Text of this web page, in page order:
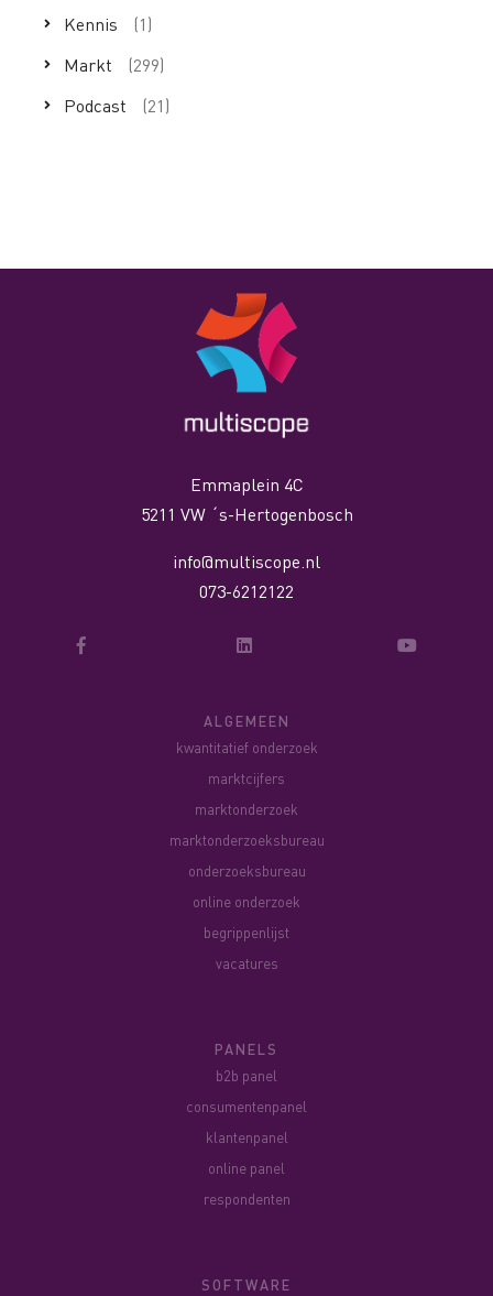
Kennis
(1)
Markt
(299)
Podcast
(21)
Emmaplein 4C
5211 VW ´s-Hertogenbosch
info@multiscope.nl
073-6212122
ALGEMEEN
kwantitatief onderzoek
marktcijfers
marktonderzoek
marktonderzoeksbureau
onderzoeksbureau
online onderzoek
begrippenlijst
vacatures
PANELS
b2b panel
consumentenpanel
klantenpanel
online panel
respondenten
SOFTWARE